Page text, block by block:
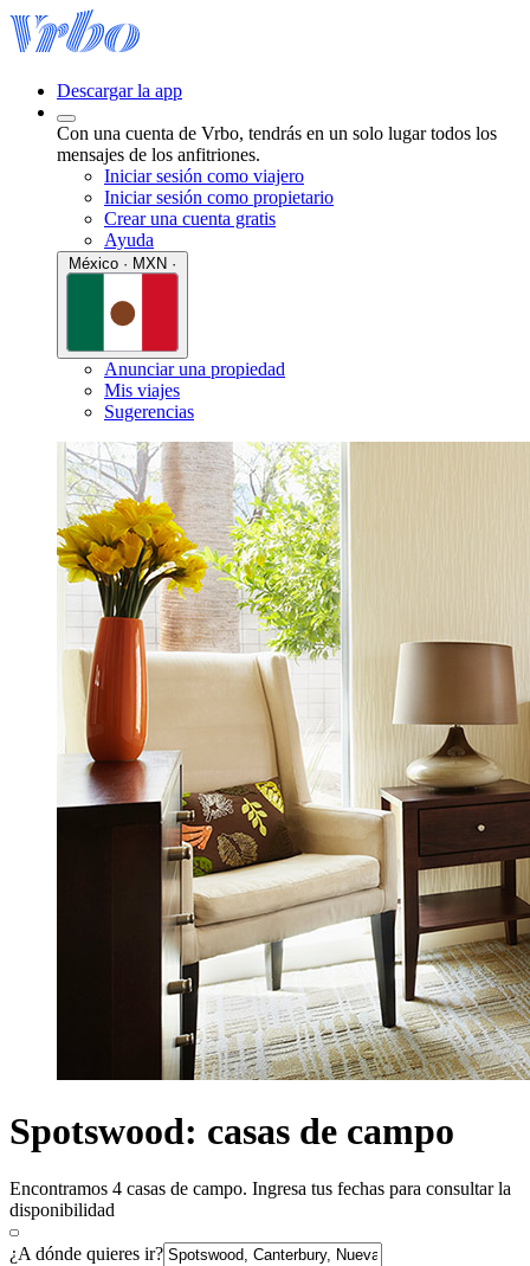
Descargar la app
Con una cuenta de Vrbo, tendrás en un solo lugar todos los
mensajes de los anfitriones.
Iniciar sesión como viajero
Iniciar sesión como propietario
Crear una cuenta gratis
Ayuda
Anunciar una propiedad
Mis viajes
Sugerencias
Spotswood: casas de campo
Encontramos 4 casas de campo. Ingresa tus fechas para consultar la
disponibilidad
¿A dónde quieres ir?